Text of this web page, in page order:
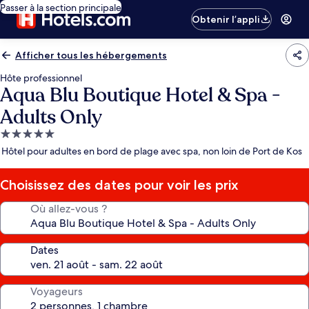
Passer à la section principale
Obtenir l’appli
Afficher tous les hébergements
Hôte professionnel
Aqua Blu Boutique Hotel & Spa -
Adults Only
Hébergement
5.0 étoiles
Hôtel pour adultes en bord de plage avec spa, non loin de Port de Kos
Choisissez des dates pour voir les prix
Où allez-vous ?
Dates
Voyageurs